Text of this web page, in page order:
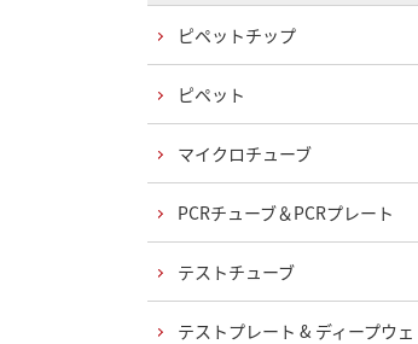
ピペットチップ
ピペット
マイクロチューブ
PCRチューブ＆PCRプレート
テストチューブ
テストプレート & ディープウェ